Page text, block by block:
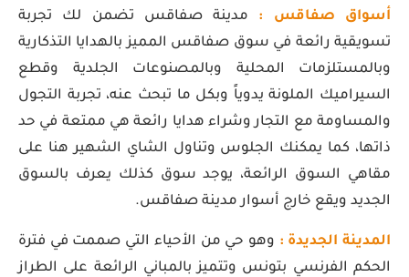
أسواق صفاقس : مدينة صفاقس تضمن لك تجربة
تسويقية رائعة في سوق صفاقس المميز بالهدايا التذكارية
وبالمستلزمات المحلية وبالمصنوعات الجلدية وقطع
السيراميك الملونة يدوياً وبكل ما تبحث عنه، تجربة التجول
والمساومة مع التجار وشراء هدايا رائعة هي ممتعة في حد
ذاتها، كما يمكنك الجلوس وتناول الشاي الشهير هنا على
مقاهي السوق الرائعة، يوجد سوق كذلك يعرف بالسوق
الجديد ويقع خارج أسوار مدينة صفاقس.
المدينة الجديدة : وهو حي من الأحياء التي صممت في فترة
الحكم الفرنسي بتونس وتتميز بالمباني الرائعة على الطراز